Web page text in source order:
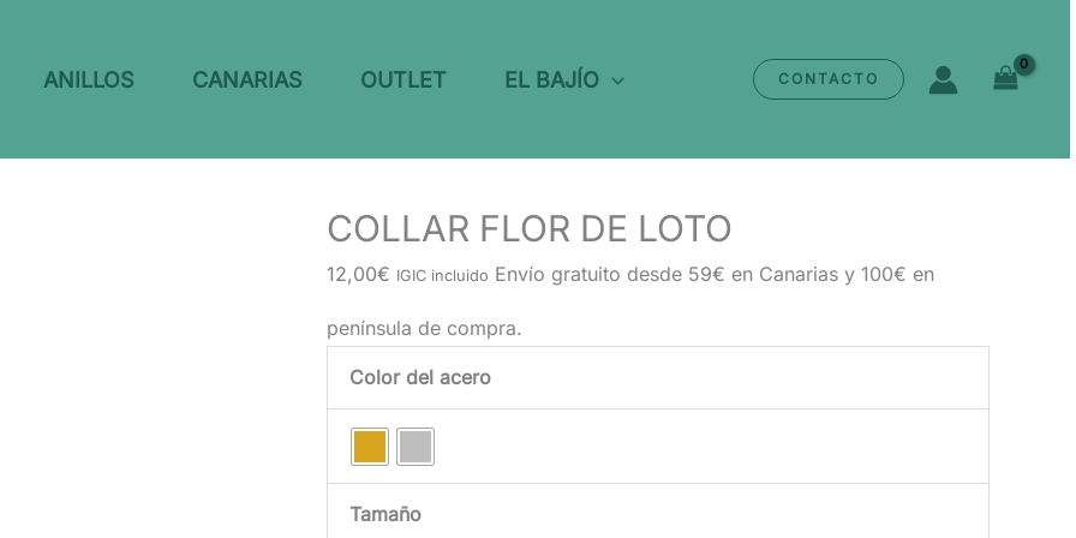
ANILLOS CANARIAS OUTLET EL BAJÍO CONTACTO
COLLAR FLOR DE LOTO
12,00€ IGIC incluido Envío gratuito desde 59€ en Canarias y 100€ en
península de compra.
Color del acero
Tamaño